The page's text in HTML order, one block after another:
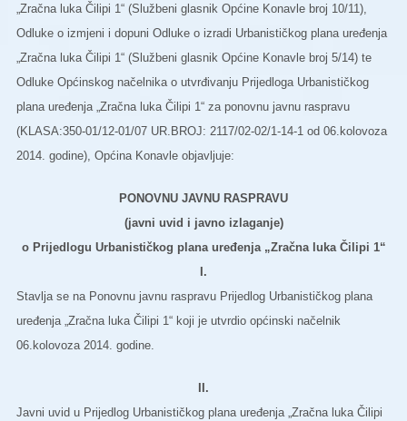
„Zračna luka Čilipi 1“ (Službeni glasnik Općine Konavle broj 10/11),
Odluke o izmjeni i dopuni Odluke o izradi Urbanističkog plana uređenja
„Zračna luka Čilipi 1“ (Službeni glasnik Općine Konavle broj 5/14) te
Odluke Općinskog načelnika o utvrđivanju Prijedloga Urbanističkog
plana uređenja „Zračna luka Čilipi 1“ za ponovnu javnu raspravu
(KLASA:350-01/12-01/07 UR.BROJ: 2117/02-02/1-14-1 od 06.kolovoza
2014. godine), Općina Konavle objavljuje:
PONOVNU JAVNU RASPRAVU
(javni uvid i javno izlaganje)
o Prijedlogu Urbanističkog plana uređenja „Zračna luka Čilipi 1“
I.
Stavlja se na Ponovnu javnu raspravu Prijedlog Urbanističkog plana
uređenja „Zračna luka Čilipi 1“ koji je utvrdio općinski načelnik
06.kolovoza 2014. godine.
II.
Javni uvid u Prijedlog Urbanističkog plana uređenja „Zračna luka Čilipi